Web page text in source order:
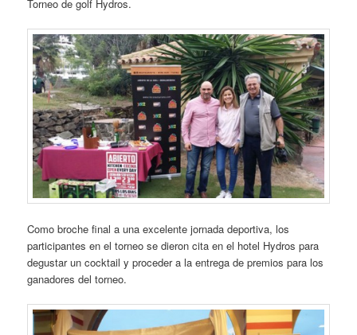
Torneo de golf Hydros.
Como broche final a una excelente jornada deportiva, los
participantes en el torneo se dieron cita en el hotel Hydros para
degustar un cocktail y proceder a la entrega de premios para los
ganadores del torneo.